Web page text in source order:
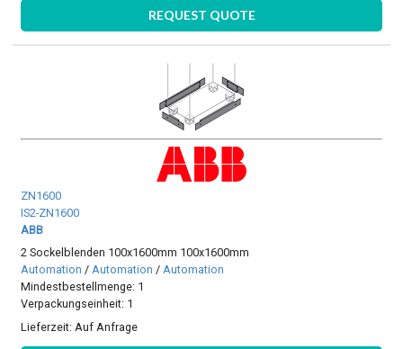
REQUEST QUOTE
ZN1600
IS2-ZN1600
ABB
2 Sockelblenden 100x1600mm 100x1600mm
Automation /Automation /Automation
Mindestbestellmenge: 1
Verpackungseinheit: 1
Lieferzeit: Auf Anfrage